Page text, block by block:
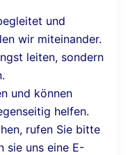
und
wir miteinander.
leiten, sondern
und können
helfen.
rufen Sie bitte
sie uns eine E-